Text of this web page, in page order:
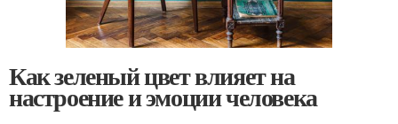
Как зеленый цвет влияет на
настроение и эмоции человека